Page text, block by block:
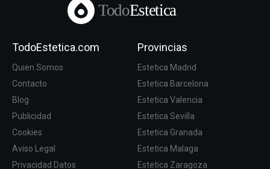
TodoEstetica
TodoEstetica.com
Quien Somos
Contacto
Blog
Publicidad
Cookies
Aviso Legal
Privacidad Datos
Provincias
Estetica Madrid
Estetica Barcelona
Estetica Valencia
Estetica Sevilla
Estetica Granada
Estetica Malaga
Estetica Zaragoza